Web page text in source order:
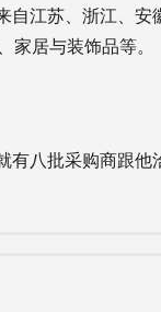
江苏、浙江、安
居与装饰品等。
八批采购商跟他